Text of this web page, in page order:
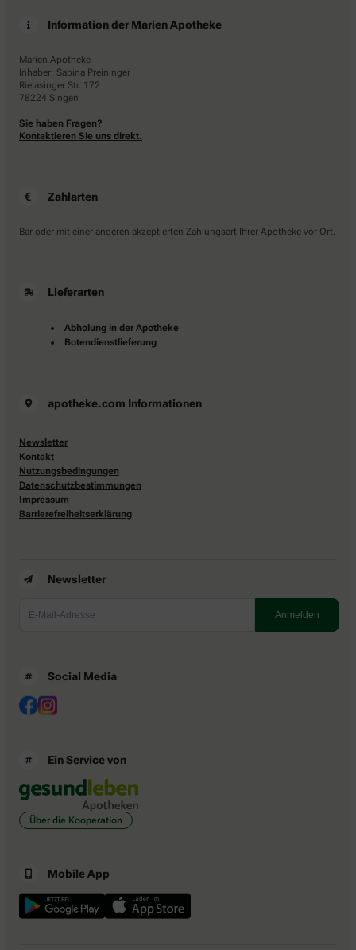
Information der Marien Apotheke
Marien Apotheke
Inhaber: Sabina Preininger
Rielasinger Str. 172
78224 Singen
Sie haben Fragen?
Kontaktieren Sie uns direkt.
Zahlarten
Bar oder mit einer anderen akzeptierten Zahlungsart Ihrer Apotheke vor Ort.
Lieferarten
Abholung in der Apotheke
Botendienstlieferung
apotheke.com Informationen
Newsletter
Kontakt
Nutzungsbedingungen
Datenschutzbestimmungen
Impressum
Barrierefreiheitserklärung
Newsletter
Social Media
Ein Service von
Über die Kooperation
Mobile App